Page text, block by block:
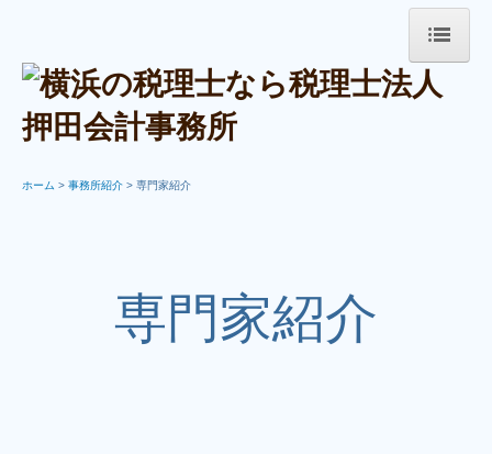
ホーム
事務所紹介
専門家紹介
ホーム > 事務所紹介 > 専門家紹介
専門家紹介